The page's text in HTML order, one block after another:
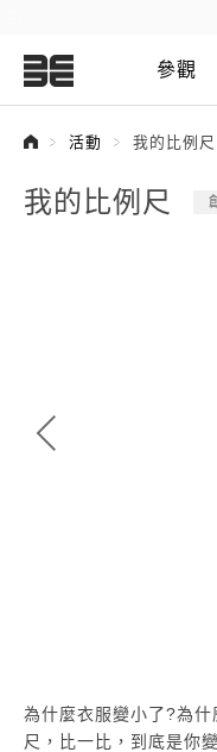
參觀
活動 我的比例尺
我的比例尺
為什麼衣服變小了?為
尺，比一比，到底是你